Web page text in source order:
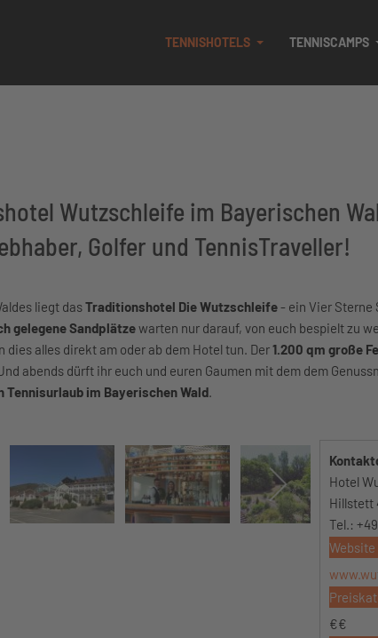
TENNISHOTELS TENNISCAMPS
Wutzschleife im Bayerischen
Golfer und TennisTraveller!
liegt dasTraditionshotel Die Wutzschleife- ein Vier Sterne
gelegene Sandplätzewarten nur darauf, von euch bespielt zu
alles direkt am oder ab dem Hotel tun. Der1.200 qm große
abends dürft ihr euch und euren Gaumen mit dem dem
im Bayerischen Wald.
Hotel
Hillstett
Tel.:
Website
€€